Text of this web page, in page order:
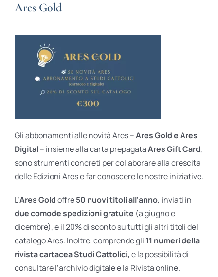
Ares Gold
Gli abbonamenti alle novità Ares –Ares Gold e Ares
Digital– insieme alla carta prepagataAres Gift Card,
sono strumenti concreti per collaborare alla crescita
delle Edizioni Ares e far conoscere le nostre iniziative.
L’Ares Goldoffre50 nuovi titoli all’anno, inviati in
due comode spedizioni gratuite (a giugno e
dicembre), e il 20% di sconto su tutti gli altri titoli del
catalogo Ares. Inoltre, comprende gli 11 numeri della
rivista cartacea Studi Cattolici, e la possibilità di
consultare l’archivio digitale e la Rivista online.